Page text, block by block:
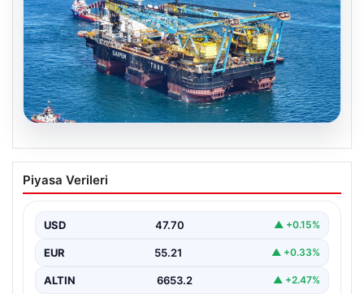
İstanbul Boğazı’ndan bir dev geçti.
Köprülerin altından geçebilmek için
Piyasa Verileri
USD 47.70 ▲ +0.15%
EUR 55.21 ▲ +0.33%
ALTIN 6653.2 ▲ +2.47%